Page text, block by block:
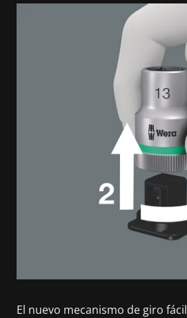
El nuevo mecanismo de giro